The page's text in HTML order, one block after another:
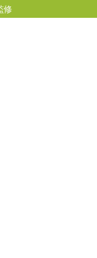
修